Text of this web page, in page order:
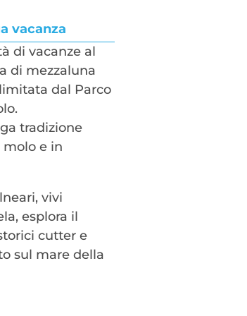
vacanza
di vacanze al
di mezzaluna
dal Parco
tradizione
molo e in
vivi
esplora il
cutter e
sul mare della